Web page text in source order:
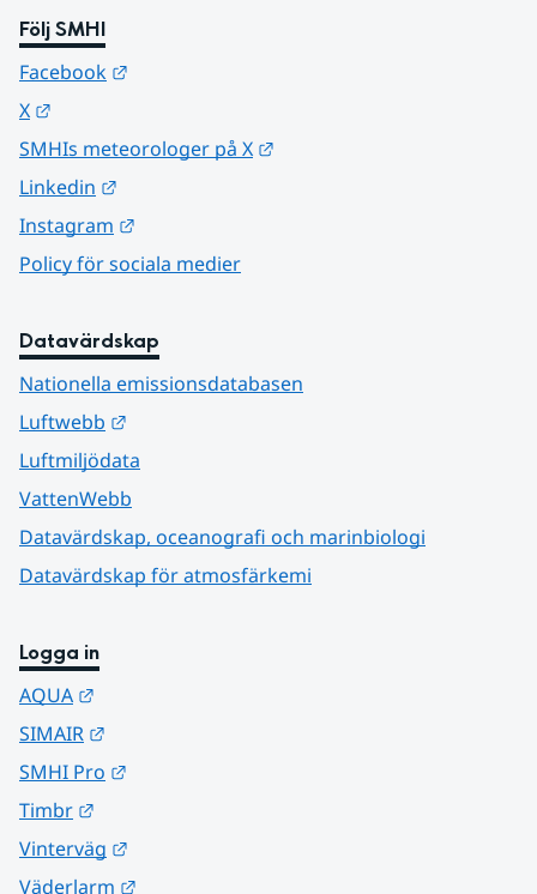
Följ SMHI
Facebook
X
SMHIs meteorologer på X
Linkedin
Instagram
Policy för sociala medier
Datavärdskap
Nationella emissionsdatabasen
Luftwebb
Luftmiljödata
VattenWebb
Datavärdskap, oceanografi och marinbiologi
Datavärdskap för atmosfärkemi
Logga in
AQUA
SIMAIR
SMHI Pro
Timbr
Vinterväg
Väderlarm